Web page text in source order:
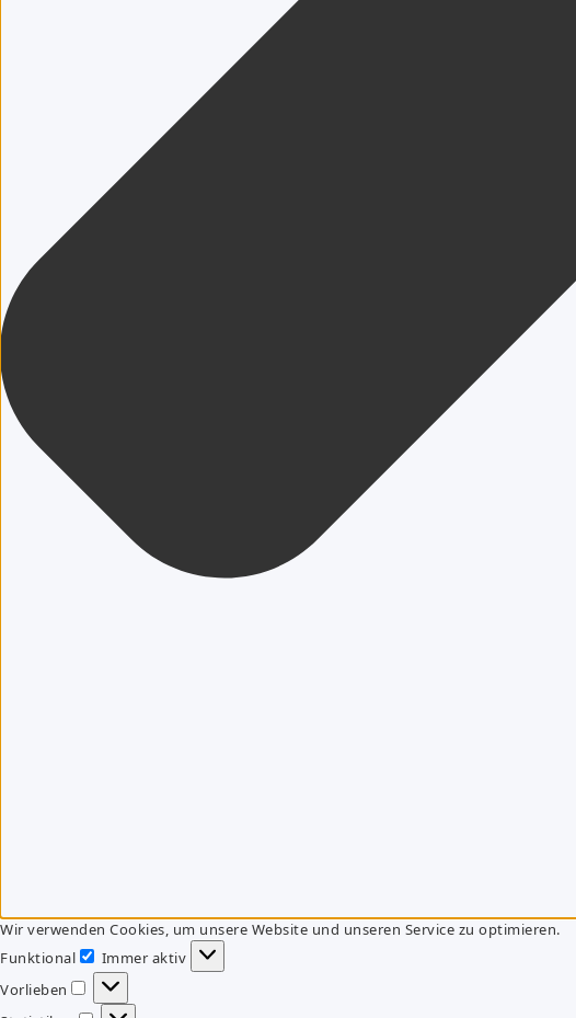
Wir verwenden Cookies, um unsere Website und unseren Service zu optimieren.
Funktional
Funktional
Immer aktiv
Vorlieben
Vorlieben